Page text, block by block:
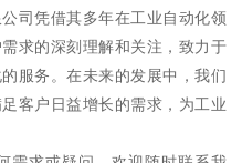
司凭借其多年在工业自动化领
求的深刻理解和关注，致力于
服务。在未来的发展中，我们
客户日益增长的需求，为工业